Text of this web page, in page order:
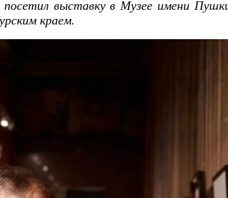
выставку в Музее имени
краем.